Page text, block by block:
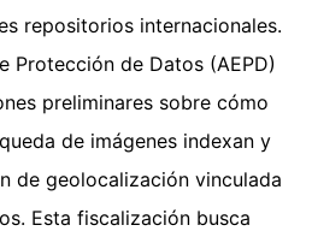
repositorios internacionales.
Protección de Datos (AEPD)
preliminares sobre cómo
de imágenes indexan y
de geolocalización vinculada
Esta fiscalización busca